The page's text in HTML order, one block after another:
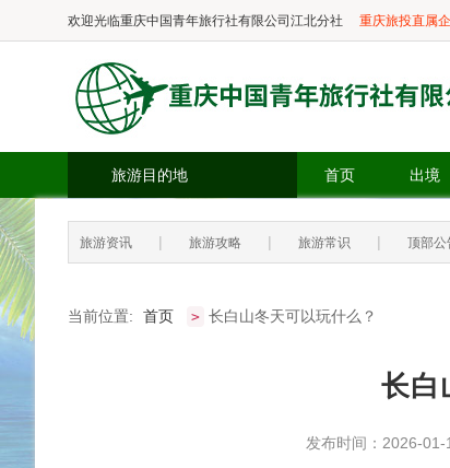
欢迎光临重庆中国青年旅行社有限公司江北分社 重庆旅投直属
旅游目的地 首页 出境
旅游资讯 | 旅游攻略 | 旅游常识 | 顶部公
当前位置: 首页 > 长白山冬天可以玩什么？
长白
发布时间：2026-01-